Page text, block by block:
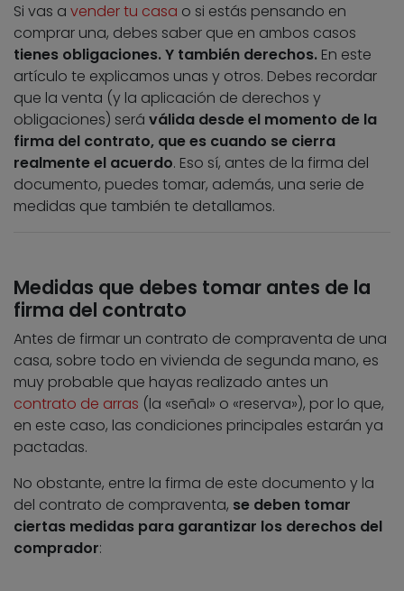
Si vas a vender tu casa o si estás pensando en
comprar una, debes saber que en ambos casos
tienes obligaciones. Y también derechos. En este
artículo te explicamos unas y otros. Debes recordar
que la venta (y la aplicación de derechos y
obligaciones) será válida desde el momento de la
firma del contrato, que es cuando se cierra
realmente el acuerdo. Eso sí, antes de la firma del
documento, puedes tomar, además, una serie de
medidas que también te detallamos.
Medidas que debes tomar antes de la
firma del contrato
Antes de firmar un contrato de compraventa de una
casa, sobre todo en vivienda de segunda mano, es
muy probable que hayas realizado antes un
contrato de arras (la «señal» o «reserva»), por lo que,
en este caso, las condiciones principales estarán ya
pactadas.
No obstante, entre la firma de este documento y la
del contrato de compraventa, se deben tomar
ciertas medidas para garantizar los derechos del
comprador: